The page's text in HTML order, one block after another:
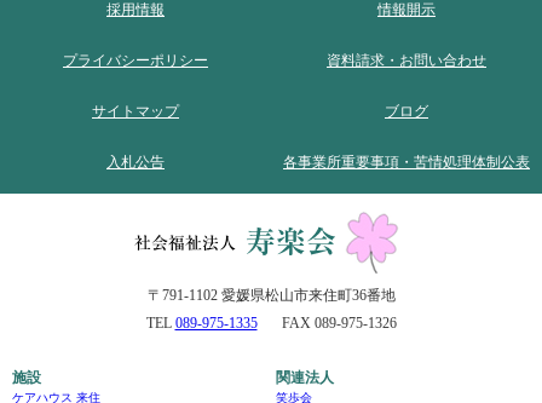
採用情報 情報開示
プライバシーポリシー 資料請求・お問い合わせ
サイトマップ ブログ
入札公告 各事業所重要事項・苦情処理体制公表
〒791-1102 愛媛県松山市来住町36番地
TEL 089-975-1335 FAX 089-975-1326
施設
ケアハウス 来住
関連法人
笑歩会